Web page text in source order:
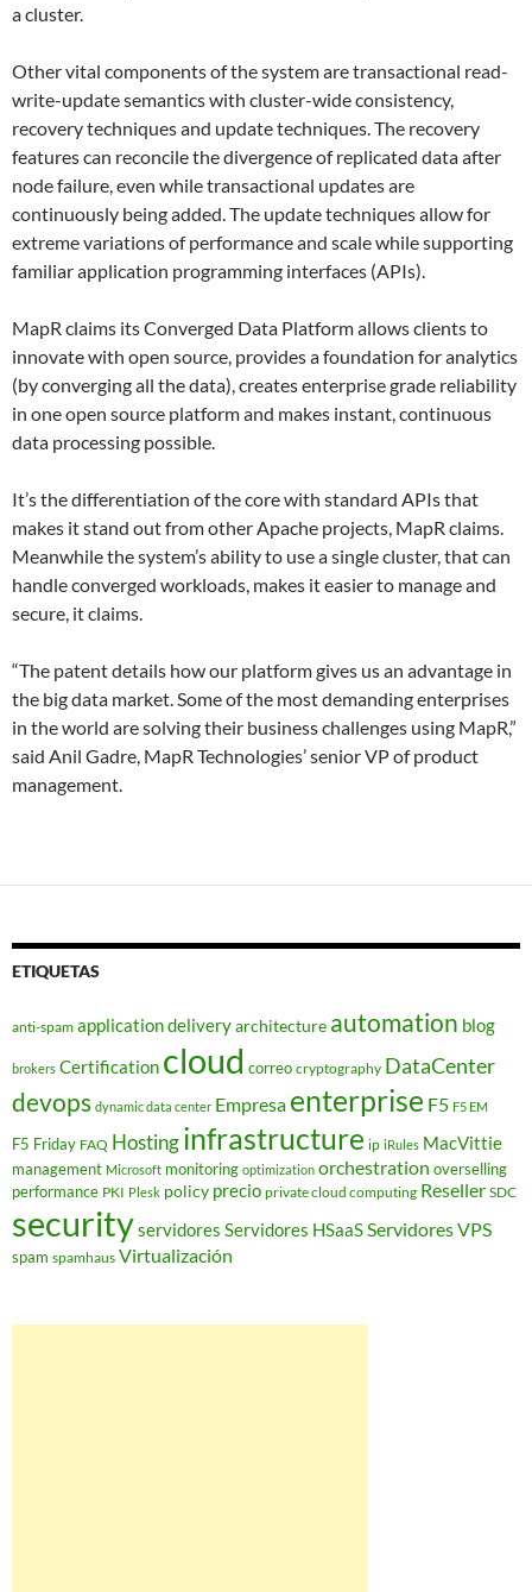
a cluster.
Other vital components of the system are transactional read-
write-update semantics with cluster-wide consistency,
recovery techniques and update techniques. The recovery
features can reconcile the divergence of replicated data after
node failure, even while transactional updates are
continuously being added. The update techniques allow for
extreme variations of performance and scale while supporting
familiar application programming interfaces (APIs).
MapR claims its Converged Data Platform allows clients to
innovate with open source, provides a foundation for analytics
(by converging all the data), creates enterprise grade reliability
in one open source platform and makes instant, continuous
data processing possible.
It’s the differentiation of the core with standard APIs that
makes it stand out from other Apache projects, MapR claims.
Meanwhile the system’s ability to use a single cluster, that can
handle converged workloads, makes it easier to manage and
secure, it claims.
“The patent details how our platform gives us an advantage in
the big data market. Some of the most demanding enterprises
in the world are solving their business challenges using MapR,”
said Anil Gadre, MapR Technologies’ senior VP of product
management.
ETIQUETAS
anti-spam application deliveryarchitecture automation blog
brokers Certification cloud correo cryptography DataCenter
devops dynamic data center Empresa enterprise F5 F5 EM
F5 Friday FAQ Hostinginfrastructure ip iRules MacVittie
management Microsoft monitoring optimization orchestration overselling
performance PKI Plesk policy precio private cloud computing Reseller SDC
securityservidores Servidores HSaaSServidores VPS
spam spamhaus Virtualización